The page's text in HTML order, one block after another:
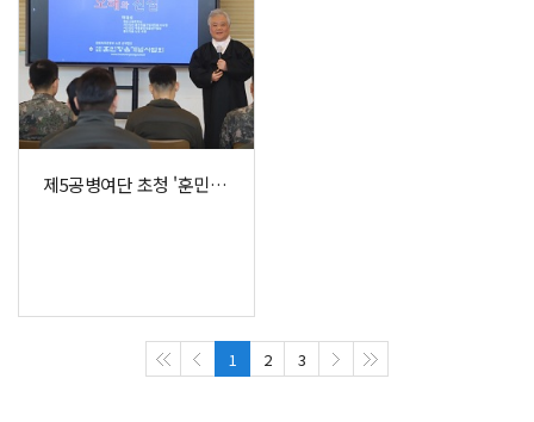
제5공병여단 초청 '훈민정음' 특강
1 2 3